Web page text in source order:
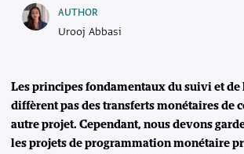
Les principes fondamentaux du suivi et de
diffèrent pas des transferts monétaires de
autre projet. Cependant, nous devons
les projets de programmation monétaire
AUTHOR
Urooj Abbasi